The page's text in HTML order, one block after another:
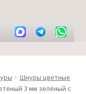
Шнуры цветные
3 мм зелёный с